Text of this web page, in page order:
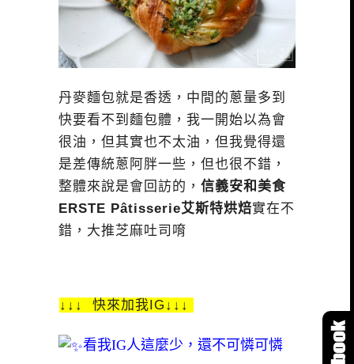
丹麥麵包就是香透，中間的蔥量多到
快要看不到麵包體，我一開始以為會
很油，但其實也不太油，但我覺得還
是差傳統蔥阿胖一些，但也很不錯，
整體來說是會回訪的， 信義安和美食
ERSTE Pâtisserie艾斯特烘焙實在不
錯，大推芝麻吐司唷
↓↓↓ 快來加我IG↓↓↓
看我IG人這麼少，還不可憐可憐